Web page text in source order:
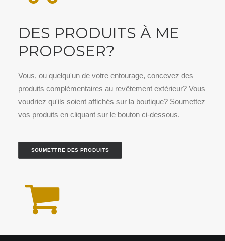
DES PRODUITS À ME
PROPOSER?
Vous, ou quelqu'un de votre entourage, concevez des
produits complémentaires au revêtement extérieur? Vous
voudriez qu'ils soient affichés sur la boutique? Soumettez
vos produits en cliquant sur le bouton ci-dessous.
SOUMETTRE DES PRODUITS